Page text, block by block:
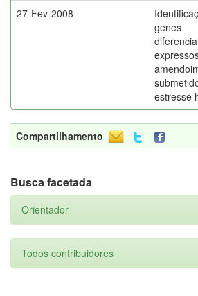
27-Fev-2008
genes
estresse
Compartilhamento
Busca facetada
Orientador
Todos contribuidores